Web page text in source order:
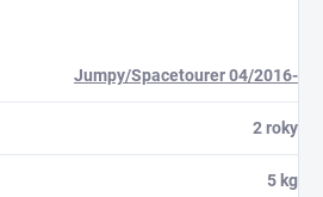
Jumpy/Spacetourer 04/2016-
2 roky
5 kg